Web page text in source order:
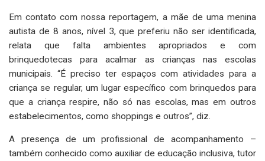
Em contato com nossa reportagem, a mãe de uma menina
autista de 8 anos, nível 3, que preferiu não ser identificada,
relata que falta ambientes apropriados e com
brinquedotecas para acalmar as crianças nas escolas
municipais. “É preciso ter espaços com atividades para a
criança se regular, um lugar específico com brinquedos para
que a criança respire, não só nas escolas, mas em outros
estabelecimentos, como shoppings e outros”, diz.
A presença de um profissional de acompanhamento –
também conhecido como auxiliar de educação inclusiva, tutor